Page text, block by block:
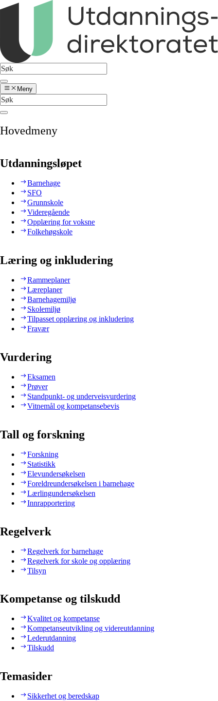
Meny
Hovedmeny
Utdanningsløpet
Barnehage
SFO
Grunnskole
Videregående
Opplæring for voksne
Folkehøgskole
Læring og inkludering
Rammeplaner
Læreplaner
Barnehagemiljø
Skolemiljø
Tilpasset opplæring og inkludering
Fravær
Vurdering
Eksamen
Prøver
Standpunkt- og underveisvurdering
Vitnemål og kompetansebevis
Tall og forskning
Forskning
Statistikk
Elevundersøkelsen
Foreldreundersøkelsen i barnehage
Lærlingundersøkelsen
Innrapportering
Regelverk
Regelverk for barnehage
Regelverk for skole og opplæring
Tilsyn
Kompetanse og tilskudd
Kvalitet og kompetanse
Kompetanseutvikling og videreutdanning
Lederutdanning
Tilskudd
Temasider
Sikkerhet og beredskap